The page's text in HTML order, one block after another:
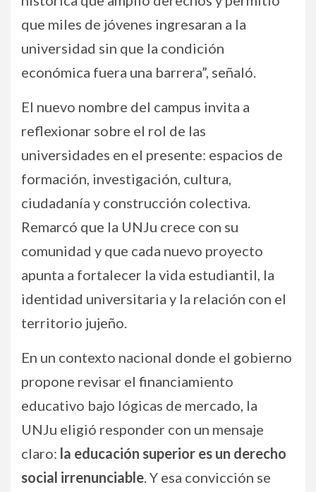
que miles de jóvenes ingresaran a la
universidad sin que la condición
económica fuera una barrera”, señaló.
El nuevo nombre del campus invita a
reflexionar sobre el rol de las
universidades en el presente: espacios de
formación, investigación, cultura,
ciudadanía y construcción colectiva.
Remarcó que la UNJu crece con su
comunidad y que cada nuevo proyecto
apunta a fortalecer la vida estudiantil, la
identidad universitaria y la relación con el
territorio jujeño.
En un contexto nacional donde el gobierno
propone revisar el financiamiento
educativo bajo lógicas de mercado, la
UNJu eligió responder con un mensaje
claro: la educación superior es un derecho
social irrenunciable. Y esa convicción se